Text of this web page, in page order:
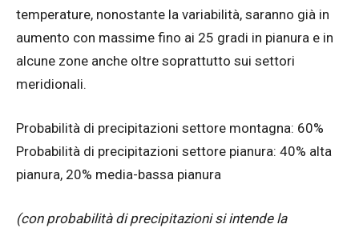
temperature, nonostante la variabilità, saranno già in
aumento con massime fino ai 25 gradi in pianura e in
alcune zone anche oltre soprattutto sui settori
meridionali.
Probabilità di precipitazioni settore montagna: 60%
Probabilità di precipitazioni settore pianura: 40% alta
pianura, 20% media-bassa pianura
(con probabilità di precipitazioni si intende la